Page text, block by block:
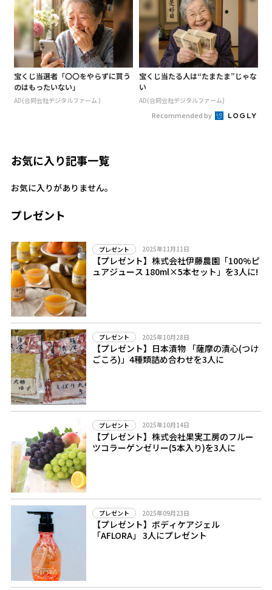
宝くじ当選者「〇〇をやらずに買う
のはもったいない」
AD(合同会社デジタルファーム )
宝くじ当たる人は“たまたま”じゃな
い
AD(合同会社デジタルファーム)
Recommended by
お気に入り記事一覧
お気に入りがありません。
プレゼント
プレゼント 2025年11月11日
【プレゼント】株式会社伊藤農園「100%ピ
ュアジュース 180ml×5本セット」を3人に!
プレゼント 2025年10月28日
【プレゼント】日本漬物 「薩摩の漬心(つけ
ごころ)」4種類詰め合わせを3人に
プレゼント 2025年10月14日
【プレゼント】株式会社果実工房のフルー
ツコラーゲンゼリー(5本入り)を3人に
プレゼント 2025年09月23日
【プレゼント】ボディケアジェル
「AFLORA」 3人にプレゼント